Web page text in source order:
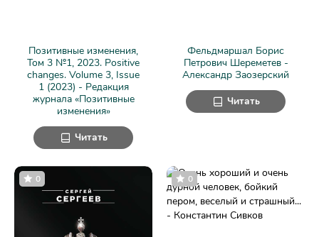
Позитивные изменения,
Том 3 №1, 2023. Positive
changes. Volume 3, Issue
1 (2023) - Редакция
журнала «Позитивные
изменения»
Читать
Фельдмаршал Борис
Петрович Шереметев -
Александр Заозерский
Читать
0 0